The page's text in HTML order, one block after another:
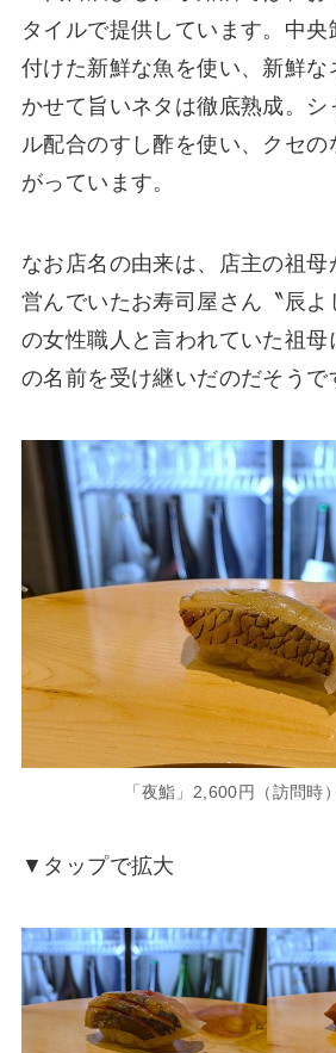
タイルで提供しています。中央
付けた新鮮な魚を使い、新鮮な
かせて旨いネタは徹底熟成。シ
ル配合のすし酢を使い、クセの
がっています。
なお店名の由来は、店主の祖
営んでいたお寿司屋さん〝辰よ
の女性職人と言われていた祖母
の名前を受け継いだのだそうで
「夜鮨」2,600円（訪問時
▼タップで拡大